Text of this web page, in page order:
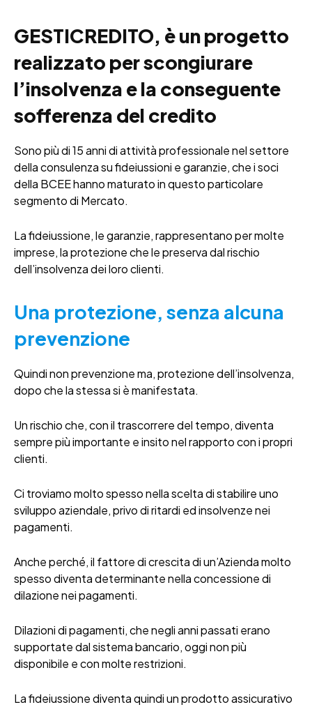
GESTICREDITO, è un progetto
realizzato per scongiurare
l’insolvenza e la conseguente
sofferenza del credito
Sono più di 15 anni di attività professionale nel settore
della consulenza su fideiussioni e garanzie, che i soci
della BCEE hanno maturato in questo particolare
segmento di Mercato.
La fideiussione, le garanzie, rappresentano per molte
imprese, la protezione che le preserva dal rischio
dell’insolvenza dei loro clienti.
Una protezione, senza alcuna
prevenzione
Quindi non prevenzione ma, protezione dell’insolvenza,
dopo che la stessa si è manifestata.
Un rischio che, con il trascorrere del tempo, diventa
sempre più importante e insito nel rapporto con i propri
clienti.
Ci troviamo molto spesso nella scelta di stabilire uno
sviluppo aziendale, privo di ritardi ed insolvenze nei
pagamenti.
Anche perché, il fattore di crescita di un’Azienda molto
spesso diventa determinante nella concessione di
dilazione nei pagamenti.
Dilazioni di pagamenti, che negli anni passati erano
supportate dal sistema bancario, oggi non più
disponibile e con molte restrizioni.
La fideiussione diventa quindi un prodotto assicurativo